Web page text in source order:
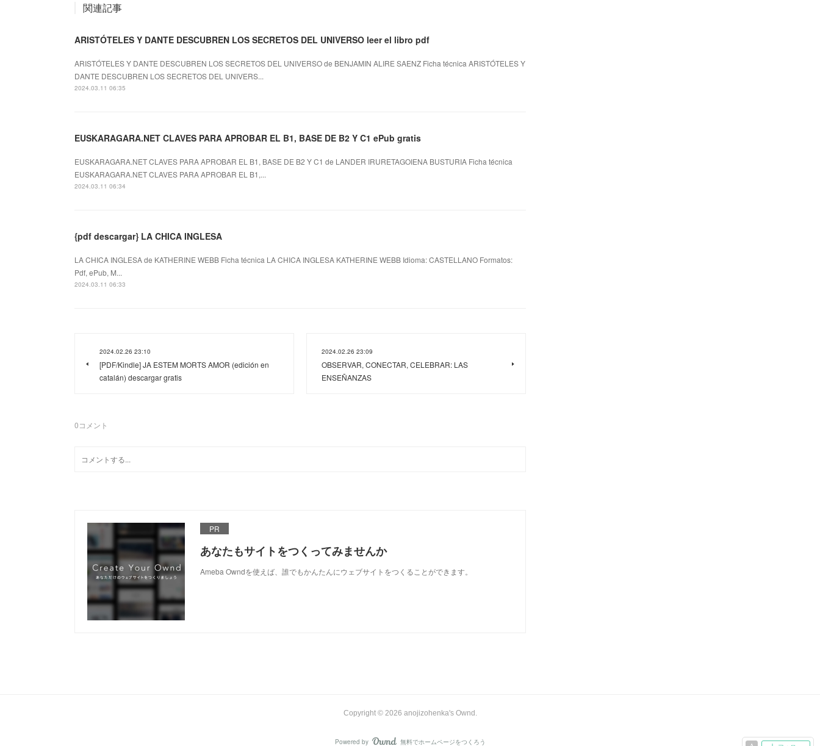
関連記事
ARISTÓTELES Y DANTE DESCUBREN LOS SECRETOS DEL UNIVERSO leer el libro pdf
ARISTÓTELES Y DANTE DESCUBREN LOS SECRETOS DEL UNIVERSO de BENJAMIN ALIRE SAENZ Ficha técnica ARISTÓTELES Y
DANTE DESCUBREN LOS SECRETOS DEL UNIVERS...
2024.03.11 06:35
EUSKARAGARA.NET CLAVES PARA APROBAR EL B1, BASE DE B2 Y C1 ePub gratis
EUSKARAGARA.NET CLAVES PARA APROBAR EL B1, BASE DE B2 Y C1 de LANDER IRURETAGOIENA BUSTURIA Ficha técnica
EUSKARAGARA.NET CLAVES PARA APROBAR EL B1,...
2024.03.11 06:34
{pdf descargar} LA CHICA INGLESA
LA CHICA INGLESA de KATHERINE WEBB Ficha técnica LA CHICA INGLESA KATHERINE WEBB Idioma: CASTELLANO Formatos:
Pdf, ePub, M...
2024.03.11 06:33
2024.02.26 23:10
[PDF/Kindle] JA ESTEM MORTS AMOR (edición en
catalán) descargar gratis
2024.02.26 23:09
OBSERVAR, CONECTAR, CELEBRAR: LAS
ENSEÑANZAS
0コメント
PR
あなたもサイトをつくってみませんか
Ameba Owndを使えば、誰でもかんたんにウェブサイトをつくることができます。
Copyright © 2026 anojizohenka's Ownd .
Powered by 無料でホームページをつくろう